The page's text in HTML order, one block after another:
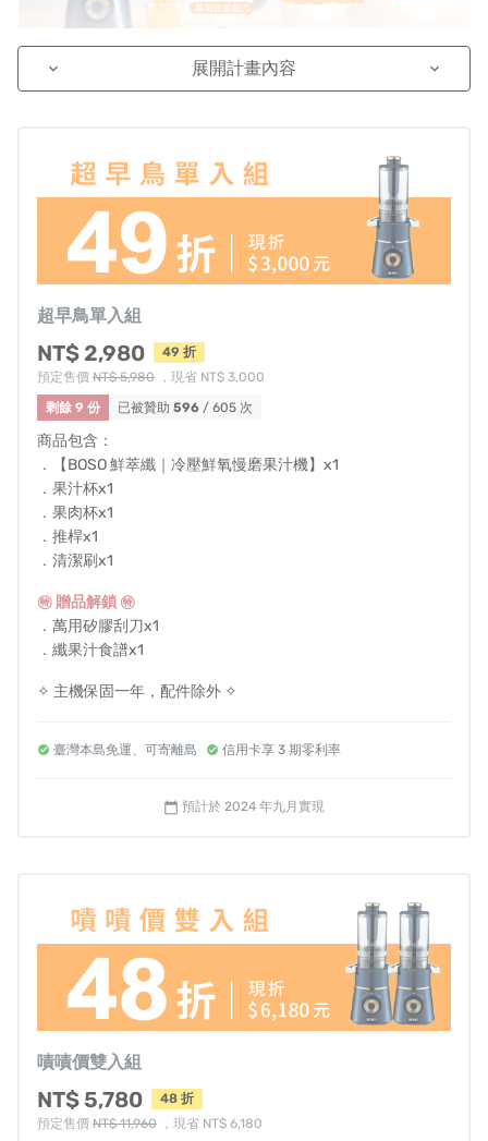
keyboard_arrow_down 展開計畫內容 keyboard_arrow_down
超早鳥單入組
NT$ 2,980
49 折
預定售價 NT$ 5,980 ，現省 NT$ 3,000
剩餘 9 份
已被贊助 596 / 605 次
商品包含：
．【BOSO 鮮萃纖｜冷壓鮮氧慢磨果汁機】x1
．果汁杯x1
．果肉杯x1
．推桿x1
．清潔刷x1
㊕ 贈品解鎖 ㊕
．萬用矽膠刮刀x1
．纖果汁食譜x1
✧ 主機保固一年，配件除外 ✧
臺灣本島免運、可寄離島 信用卡享 3 期零利率
calendar_today 預計於 2024 年九月實現
嘖嘖價雙入組
NT$ 5,780
48 折
預定售價 NT$ 11,960 ，現省 NT$ 6,180